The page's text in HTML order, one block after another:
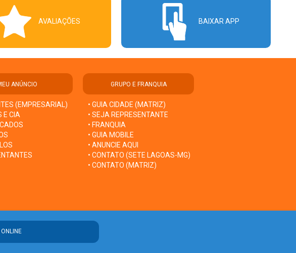
AVALIAÇÕES BAIXAR APP
ANÚNCIO
(EMPRESARIAL)
E CIA
GRUPO E FRANQUIA
• GUIA CIDADE (MATRIZ)
• SEJA REPRESENTANTE
• FRANQUIA
• GUIA MOBILE
• ANUNCIE AQUI
• CONTATO (SETE LAGOAS-MG)
• CONTATO (MATRIZ)